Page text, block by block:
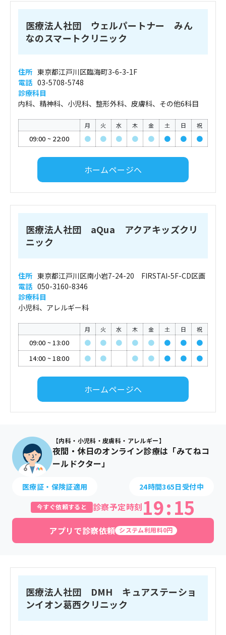
医療法人社団 ウェルパートナー みん
なのスマートクリニック
住所 東京都江戸川区臨海町3-6-3-1F
電話 03-5708-5748
診療科目
内科、精神科、小児科、整形外科、皮膚科、その他6科目
月 火 水 木 金 土 日 祝
09:00 ~ 22:00 ● ● ● ● ● ● ● ●
ホームページへ
医療法人社団 aQua アクアキッズクリ
ニック
住所 東京都江戸川区南小岩7-24-20 FIRSTAI-5F-CD区画
電話 050-3160-8346
診療科目
小児科、アレルギー科
月 火 水 木 金 土 日 祝
09:00 ~13:00 ● ● ● ● ● ● ●
●
14:00 ~18:00 ● ● ● ● ● ● ●
ホームページへ
【内科・小児科・皮膚科・アレルギー】
夜間・休日のオンライン診療は「みてねコ
ールドクター」
医療証・保険証適用 24時間365日受付中
今すぐ依頼すると 診察予定時刻19:15
アプリで診察依頼 システム利用料0円
医療法人社団 DMH キュアステーショ
ンイオン葛西クリニック